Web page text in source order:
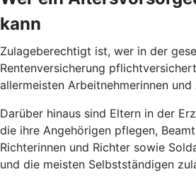
kann
Zulageberechtigt ist, wer in der
Rentenversicherung
allermeisten Arbeitnehmerinnen und
Darüber hinaus sind Eltern in der
die ihre Angehörigen pflegen,
Richterinnen und Richter sowie
und die meisten Selbstständigen